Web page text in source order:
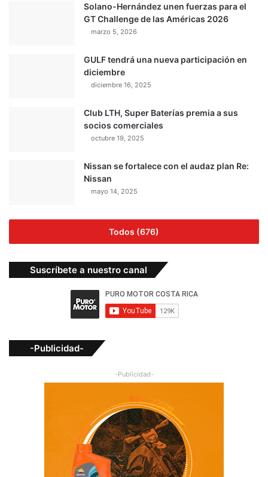
Solano-Hernández unen fuerzas para el
GT Challenge de las Américas 2026
marzo 5, 2026
GULF tendrá una nueva participación en
diciembre
diciembre 16, 2025
Club LTH, Super Baterías premia a sus
socios comerciales
octubre 19, 2025
Nissan se fortalece con el audaz plan Re:
Nissan
mayo 14, 2025
Todos (676)
Suscríbete a nuestro canal
-Publicidad-
-Publicidad-